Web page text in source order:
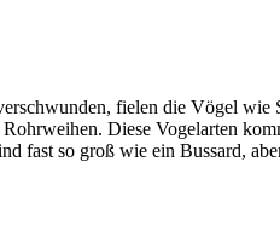
fielen die Vögel
Diese Vogelarten
fast so groß wie ein Bussard,